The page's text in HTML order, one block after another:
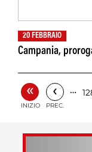
20 FEBBRAIO
Campania,
«
INIZIO
‹
PREC.
…